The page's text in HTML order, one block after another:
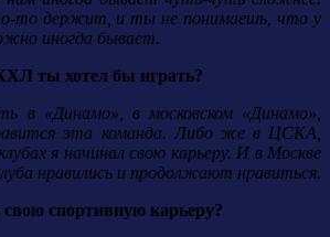
то держит, и ты не понимаешь, что у
иногда бывает.
ты хотел бы играть?
в «Динамо», в московском «Динамо»,
эта команда. Либо же в ЦСКА,
я начинал свою карьеру. И в Москве
нравились и продолжают нравиться.
спортивную карьеру?